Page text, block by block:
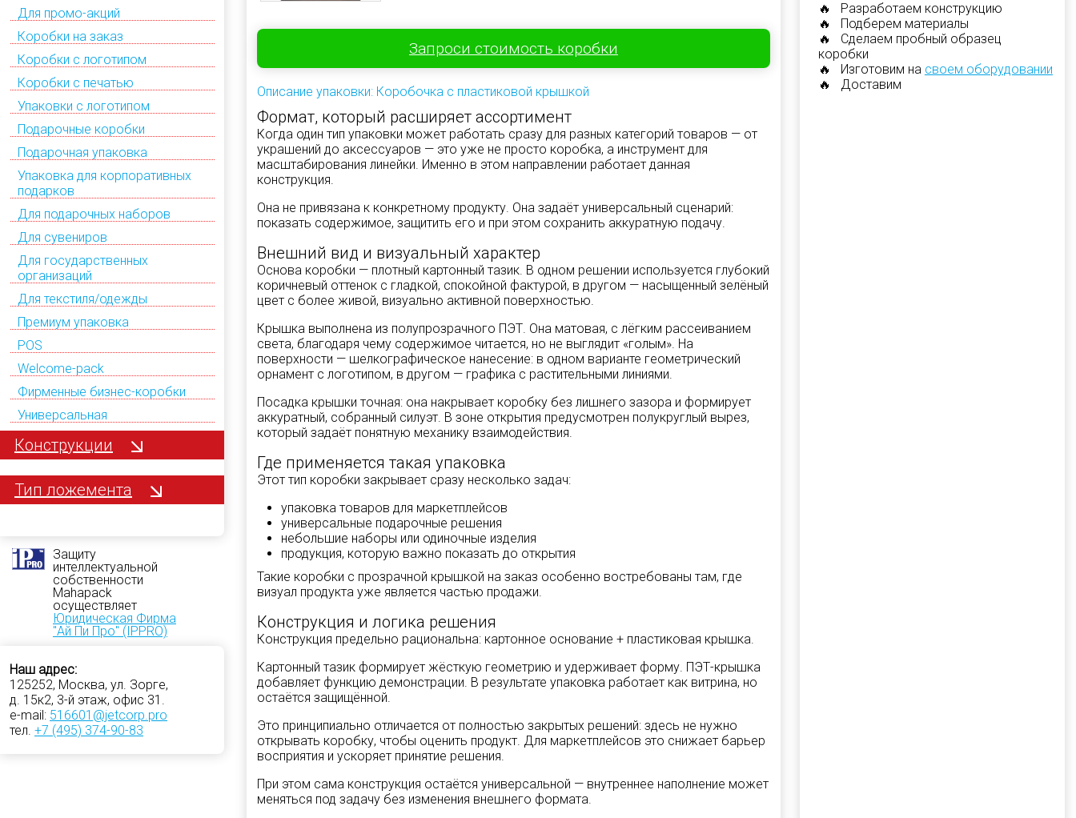
Для промо-акций
Коробки на заказ
Коробки с логотипом
Коробки с печатью
Упаковки с логотипом
Подарочные коробки
Подарочная упаковка
Упаковка для корпоративных
подарков
Для подарочных наборов
Для сувениров
Для государственных
организаций
Для текстиля/одежды
Премиум упаковка
POS
Welcome-pack
Фирменные бизнес-коробки
Универсальная
Конструкции
Тип ложемента
Защиту
интеллектуальной
собственности
Mahapack
осуществляет
Юридическая Фирма
"Ай Пи Про" (IPPRO)
Наш адрес:
125252, Москва, ул. Зорге,
д. 15к2, 3-й этаж, офис 31.
e-mail: 516601@jetcorp.pro
тел. +7 (495) 374-90-83
Запроси стоимость коробки
Описание упаковки: Коробочка с пластиковой крышкой
Формат, который расширяет ассортимент
Когда один тип упаковки может работать сразу для разных категорий товаров — от
украшений до аксессуаров — это уже не просто коробка, а инструмент для
масштабирования линейки. Именно в этом направлении работает данная
конструкция.
Она не привязана к конкретному продукту. Она задаёт универсальный сценарий:
показать содержимое, защитить его и при этом сохранить аккуратную подачу.
Внешний вид и визуальный характер
Основа коробки — плотный картонный тазик. В одном решении используется глубокий
коричневый оттенок с гладкой, спокойной фактурой, в другом — насыщенный зелёный
цвет с более живой, визуально активной поверхностью.
Крышка выполнена из полупрозрачного ПЭТ. Она матовая, с лёгким рассеиванием
света, благодаря чему содержимое читается, но не выглядит «голым». На
поверхности — шелкографическое нанесение: в одном варианте геометрический
орнамент с логотипом, в другом — графика с растительными линиями.
Посадка крышки точная: она накрывает коробку без лишнего зазора и формирует
аккуратный, собранный силуэт. В зоне открытия предусмотрен полукруглый вырез,
который задаёт понятную механику взаимодействия.
Где применяется такая упаковка
Этот тип коробки закрывает сразу несколько задач:
упаковка товаров для маркетплейсов
универсальные подарочные решения
небольшие наборы или одиночные изделия
продукция, которую важно показать до открытия
Такие коробки с прозрачной крышкой на заказ особенно востребованы там, где
визуал продукта уже является частью продажи.
Конструкция и логика решения
Конструкция предельно рациональна: картонное основание + пластиковая крышка.
Картонный тазик формирует жёсткую геометрию и удерживает форму. ПЭТ-крышка
добавляет функцию демонстрации. В результате упаковка работает как витрина, но
остаётся защищённой.
Это принципиально отличается от полностью закрытых решений: здесь не нужно
открывать коробку, чтобы оценить продукт. Для маркетплейсов это снижает барьер
восприятия и ускоряет принятие решения.
При этом сама конструкция остаётся универсальной — внутреннее наполнение может
меняться под задачу без изменения внешнего формата.
🔥 Разработаем конструкцию
🔥 Подберем материалы
🔥 Сделаем пробный образец
коробки
🔥 Изготовим на своем оборудовании
🔥 Доставим